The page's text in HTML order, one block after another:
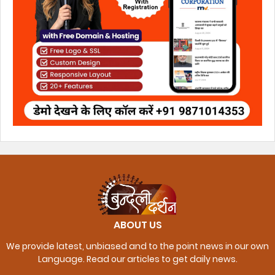
ABOUT US
We provide latest, unbiased and to the point news in our own
Language. Read our articles to get daily news.